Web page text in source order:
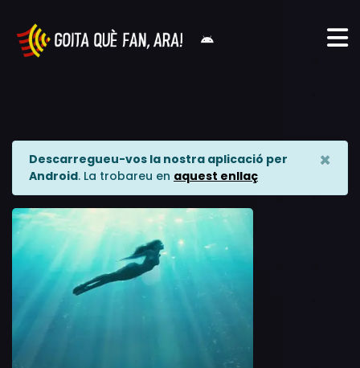
Descarregueu-vos la nostra aplicació per
Android. La trobareu en aquest enllaç
×